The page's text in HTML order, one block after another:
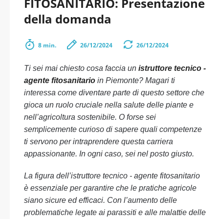
della domanda
8 min. 26/12/2024 26/12/2024
Ti sei mai chiesto cosa faccia un istruttore tecnico -
agente fitosanitario in Piemonte? Magari ti
interessa come diventare parte di questo settore che
gioca un ruolo cruciale nella salute delle piante e
nell’agricoltura sostenibile. O forse sei
semplicemente curioso di sapere quali competenze
ti servono per intraprendere questa carriera
appassionante. In ogni caso, sei nel posto giusto.
La figura dell’istruttore tecnico - agente fitosanitario
è essenziale per garantire che le pratiche agricole
siano sicure ed efficaci. Con l’aumento delle
problematiche legate ai parassiti e alle malattie delle